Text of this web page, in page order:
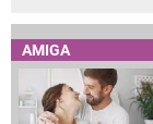
AMIGA